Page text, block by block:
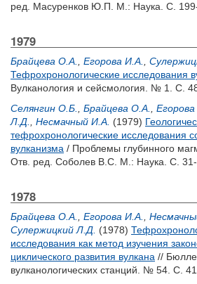
ред. Масуренков Ю.П. М.: Наука. С.
1979
Брайцева О.А. Егорова И.А.
Тефрохронологические исследования
Вулканология и сейсмология. № 1. С.
Селянгин О.Б.
Брайцева О.А. Егорова
Л.Д.
Несмачный И.А. (1979)
тефрохронологические исследования
вулканизма / Проблемы глубинного
Отв. ред. Соболев B.C. М.: Наука. С. 31-
1978
Брайцева О.А. Егорова И.А.
Сулержицкий Л.Д. (1978)
исследования как метод изучения
циклического развития вулкана //
вулканологических станций. № 54. С.